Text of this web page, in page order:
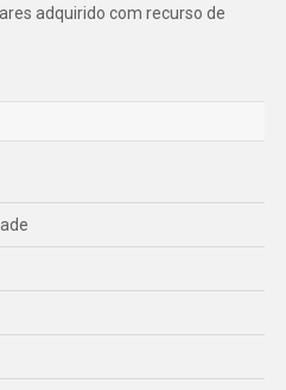
adquirido com recurso de